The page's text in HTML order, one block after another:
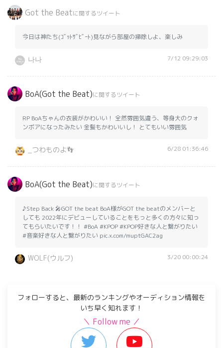
Got the Beatに関するツイート
今日は神たち(ｺﾞｯﾄｻﾞﾋﾞｰﾄ)見ながら部屋の掃除しよ、楽しみ
나나 7/12 09:29:03
BoA(Got the Beat)に関するツイート
RP BoAちゃんの衣装がかわいい！ 全然雰囲気違う、等身大のクォ
ンボアになったみたい 金髪もかわいいし！ とてもいい雰囲気
_つわものよ👣 6/28 01:36:46
BoA(Got the Beat)に関するツイート
♪Step Back 🎤GOT the beat BoA様がGOT the beatのメンバーと
しても 2022年にデビューしていることをもっと多くの方々に知っ
てもらいたいです！！ #BoA #KPOP #KPOP好きな人と繋がりたい
#音楽好きな人と繋がりたい pic.x.com/muptGAC2ag
WOLF(ウルフ) 3/20 00:00:24
フォローすると、最新のランキングやオーディション情報を
いち早く知れます！
＼ Follow me ／